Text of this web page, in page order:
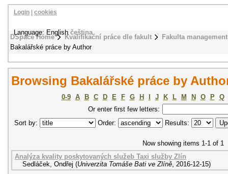
DSpace Home Kvalifikační práce dle fakult
Fakulta
Bakalářské práce by Author
Login cookies
Language: Englishčeština
Browsing Bakalářské práce by
0-9 A B C D E F G H J K L M N O P
Q
Or enter first few letters:
Sort by:
Order: Results:
Now showing items 1-1 of 1
Analýza kvality poskytovaných služeb Taxi služby Zlín
Sedláček, Ondřej (Univerzita Tomáše Bati ve Zlíně, 2016-12-15)